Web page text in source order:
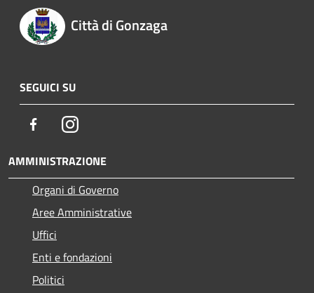
Città di Gonzaga
SEGUICI SU
FacebookInstagram
AMMINISTRAZIONE
Organi di Governo
Aree Amministrative
Uffici
Enti e fondazioni
Politici